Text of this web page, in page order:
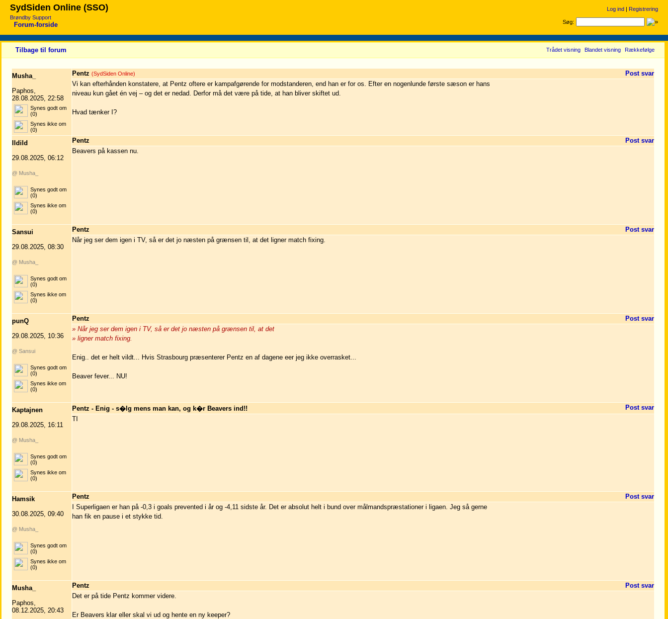
SydSiden Online (SSO)
Brøndby Support
Forum-forside
Log ind | Registrering
Søg:
Tilbage til forum Trådet visning Blandet visning Rækkefølge
Musha_
Paphos,
28.08.2025, 22:58
Synes godt om
(0)
Synes ikke om
(0)
Pentz (SydSiden Online)
Post svar
Vi kan efterhånden konstatere, at Pentz oftere er kampafgørende for modstanderen, end han er for os. Efter en nogenlunde første sæson er hans
niveau kun gået én vej – og det er nedad. Derfor må det være på tide, at han bliver skiftet ud.
Hvad tænker I?
Ildild
29.08.2025, 06:12
@ Musha_
Synes godt om
(0)
Synes ikke om
(0)
Pentz
Post svar
Beavers på kassen nu.
Sansui
29.08.2025, 08:30
@ Musha_
Synes godt om
(0)
Synes ikke om
(0)
Pentz
Post svar
Når jeg ser dem igen i TV, så er det jo næsten på grænsen til, at det ligner match fixing.
punQ
29.08.2025, 10:36
@ Sansui
Synes godt om
(0)
Synes ikke om
(0)
Pentz
Post svar
» Når jeg ser dem igen i TV, så er det jo næsten på grænsen til, at det
» ligner match fixing.
Enig.. det er helt vildt... Hvis Strasbourg præsenterer Pentz en af dagene eer jeg ikke overrasket...
Beaver fever... NU!
Kaptajnen
29.08.2025, 16:11
@ Musha_
Synes godt om
(0)
Synes ikke om
(0)
Pentz - Enig - s�lg mens man kan, og k�r Beavers ind!!
Post svar
TI
Hamsik
30.08.2025, 09:40
@ Musha_
Synes godt om
(0)
Synes ikke om
(0)
Pentz
Post svar
I Superligaen er han på -0,3 i goals prevented i år og -4,11 sidste år. Det er absolut helt i bund over målmandspræstationer i ligaen. Jeg så gerne
han fik en pause i et stykke tid.
Musha_
Paphos,
08.12.2025, 20:43
Pentz
Post svar
Det er på tide Pentz kommer videre.
Er Beavers klar eller skal vi ud og hente en ny keeper?